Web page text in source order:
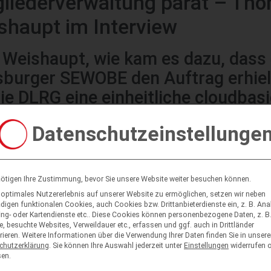
im Interview
wie kam es dazu, dass
SEWOBE den Auftrag
DLRG eine einheitliche
Lösung zu entwickeln?
wohl die Deutsche Lebens-Rettungs-Gesellschaft (DLRG)
mit der längsten Erfahrung in der Online-Verwaltung
Projekt unterstützen, die Mitgliederverwaltung zu
Verwaltungsarbeit effizient zu vereinfachen (lacht). Aber im
ist bereits seit 1998 mit ihrem Produkt auf dem Markt und
Softwareschmiede im Bereich cloudbasierter Online-
in Deutschland. Mit unseren Softwarelösungen
wir bereits fast Tausend Verbände, Vereine,
unabhängig von der Größe. Wir konnten deshalb auf diesem
Ihre Zustimmung, bevor Sie unsere Website weiter besuchen können.
Nutzererlebnis auf unserer Website zu ermöglichen, setzen wir neben
funktionalen Cookies, auch Cookies bzw. Drittanbieterdienste ein, z. B.
oder Kartendienste etc.. Diese Cookies können personenbezogene Daten, z.
besuchte Websites, Verweildauer etc., erfassen und ggf. auch in Drittländer
Weitere Informationen über die Verwendung Ihrer Daten finden Sie in
Sie können Ihre Auswahl jederzeit unter Einstellungen widerrufen